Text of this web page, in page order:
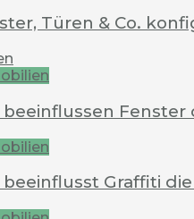
Türen & Co.
beeinflussen Fenster
beeinflusst Graffiti